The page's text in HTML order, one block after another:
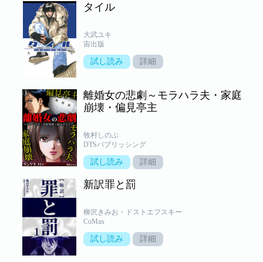
タイル
大武ユキ
宙出版
試し読み 詳細
離婚女の悲劇～モラハラ夫・家庭
崩壊・偏見亭主
牧村しのぶ
DTSパブリッシング
試し読み 詳細
新訳罪と罰
柳沢きみお・ドストエフスキー
CoMax
試し読み 詳細